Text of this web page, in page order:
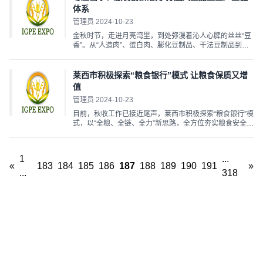
团...
体系
管理员 2024-10-23
金秋时节，走进月亮湾里，到处弥漫着沁人心脾的丝丝“豆
香”。从“人造肉”、蛋白肉、膨化豆制品、干法豆制品到休
场两头在外的情况下，硬是闯出了一条“买全国卖全国”...
莱西市积极探索“粮食银行”模式 让粮食保质又增
值
管理员 2024-10-23
目前，秋收工作已接近尾声，莱西市积极探索“粮食银行”模
式，以“全粮、全链、全力”新思路，全方位夯实粮食安全根
«
1
...
183 184 185 186 187 188 189 190 191
...
318
»